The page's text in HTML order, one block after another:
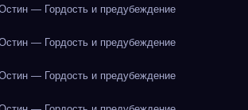
— Гордость и предубеждение
— Гордость и предубеждение
— Гордость и предубеждение